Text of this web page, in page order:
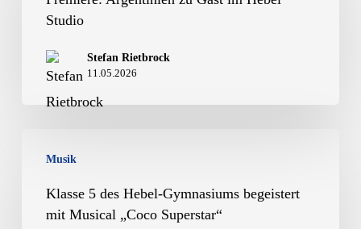
Gast
Hebel
Studio
Studio
Stefan Rietbrock
11.05.2026
Musik
Hebel-
Klasse 5 des Hebel-Gymnasiums begeistert
mit Musical „Coco Superstar“